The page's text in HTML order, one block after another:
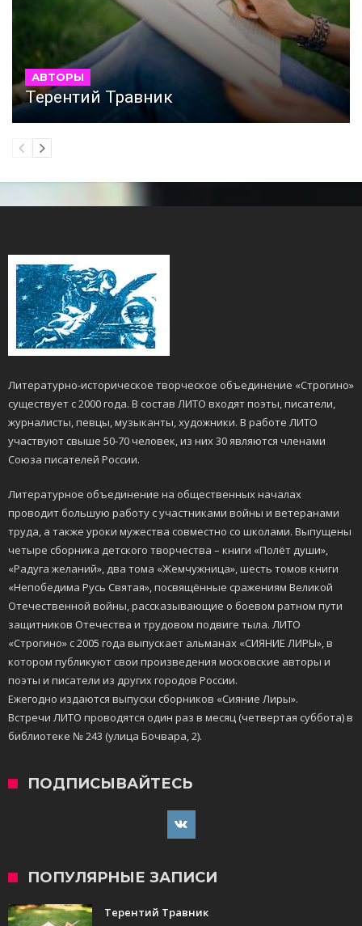
АВТОРЫ
Терентий Травник
Литературно-историческое творческое объединение «Строгино»
существует с 2000 года. В состав ЛИТО входят поэты, писатели,
журналисты, певцы, музыканты, художники. В работе ЛИТО
участвуют свыше 50-70 человек, из них 30 являются членами
Союза писателей России.
Литературное объединение на общественных началах
проводит большую работу с участниками войны и ветеранами
труда, а также уроки мужества совместно со школами. Выпущены
четыре сборника детского творчества – книги «Полёт души»,
«Радуга желаний», два тома «Жемчужница», шесть томов книги
«Непобедима Русь Святая», посвящённые сражениям Великой
Отечественной войны, рассказывающие о боевом ратном пути
защитников Отечества и трудовом подвиге тыла. ЛИТО
«Строгино» с 2005 года выпускает альманах «СИЯНИЕ ЛИРЫ», в
котором публикуют свои произведения московские авторы и
поэты и писатели из других городов России.
Ежегодно издаются выпуски сборников «Сияние Лиры».
Встречи ЛИТО проводятся один раз в месяц (четвертая суббота) в
библиотеке № 243 (улица Бочвара, 2).
ПОДПИСЫВАЙТЕСЬ
ПОПУЛЯРНЫЕ ЗАПИСИ
Терентий Травник